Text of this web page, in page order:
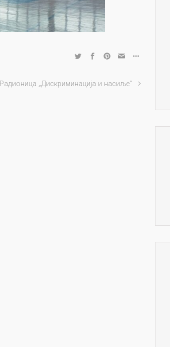
Радионица „Дискриминација и насиље“